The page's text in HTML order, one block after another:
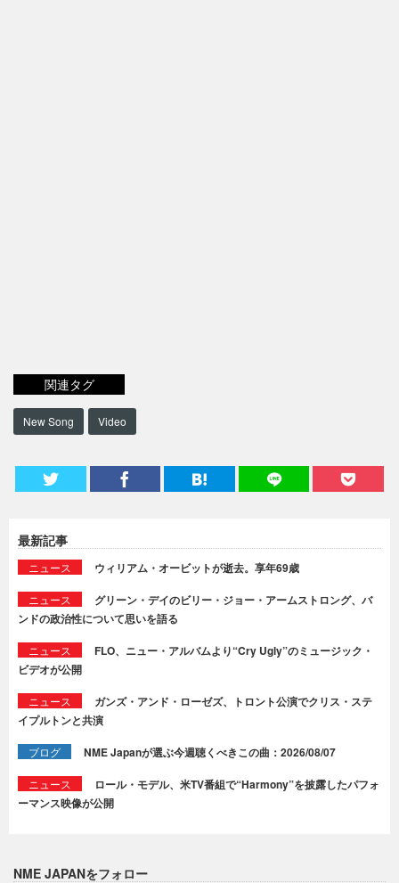
関連タグ
New Song Video
最新記事
ニュース ウィリアム・オービットが逝去。享年69歳
ニュース
グリーン・デイのビリー・ジョー・アームストロング、バ
ンドの政治性について思いを語る
ニュース
FLO、ニュー・アルバムより“Cry Ugly”のミュージック・
ビデオが公開
ニュース
ガンズ・アンド・ローゼズ、トロント公演でクリス・ステ
イプルトンと共演
ブログ NME Japanが選ぶ今週聴くべきこの曲：2026/08/07
ニュース
ロール・モデル、米TV番組で“Harmony”を披露したパフォ
ーマンス映像が公開
NME JAPANをフォロー